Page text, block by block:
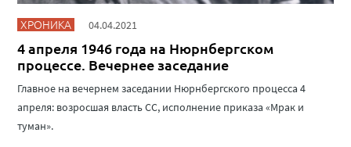
ХРОНИКА 04.04.2021
4 апреля 1946 года на Нюрнбергском
процессе. Вечернее заседание
Главное на вечернем заседании Нюрнбергского процесса 4
апреля: возросшая власть СС, исполнение приказа «Мрак и
туман».